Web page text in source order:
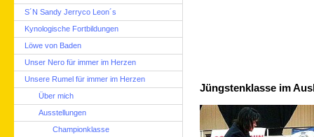
S´N Sandy Jerryco Leon´s
Kynologische Fortbildungen
Löwe von Baden
Unser Nero für immer im Herzen
Unsere Rumel für immer im Herzen
Über mich
Ausstellungen
Championklasse
Jüngstenklasse im